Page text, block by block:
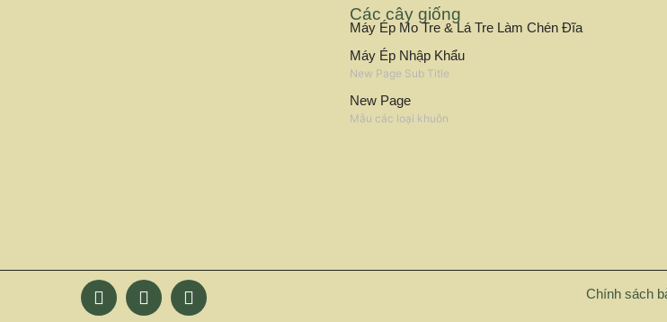
Các cây giống
Máy Ép Mo Tre & Lá Tre Làm Chén Đĩa
Máy Ép Nhập Khẩu
New Page Sub Title
New Page
Mẫu các loại khuôn
Chính sách